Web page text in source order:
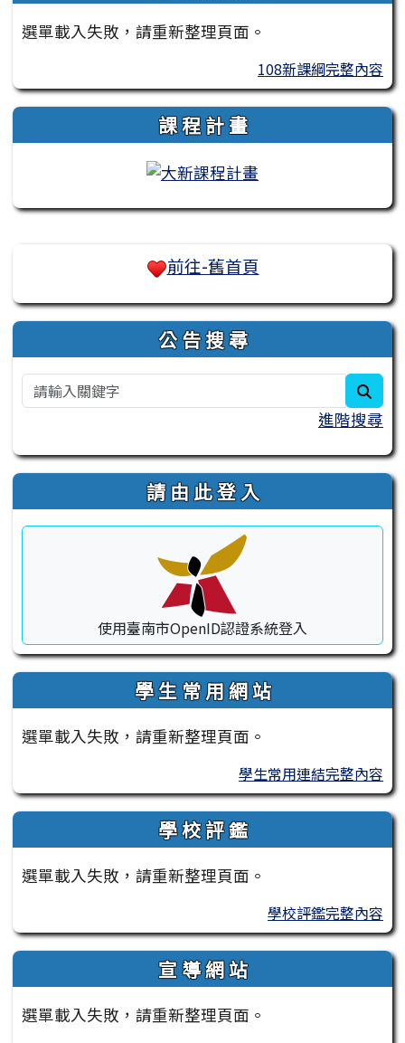
選單載入失敗，請重新整理頁面。
108新課綱完整內容
課 程 計 畫
前往-舊首頁
公 告 搜 尋
進階搜尋
請 由 此 登 入
使用臺南市OpenID認證系統登入
學 生 常 用 網 站
選單載入失敗，請重新整理頁面。
學生常用連結完整內容
學 校 評 鑑
選單載入失敗，請重新整理頁面。
學校評鑑完整內容
宣 導 網 站
選單載入失敗，請重新整理頁面。